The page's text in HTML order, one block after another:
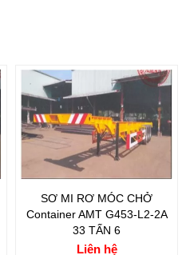
SƠ MI RƠ MÓC CHỞ
Container AMT G453-L2-2A
33 TẤN 6
Liên hệ